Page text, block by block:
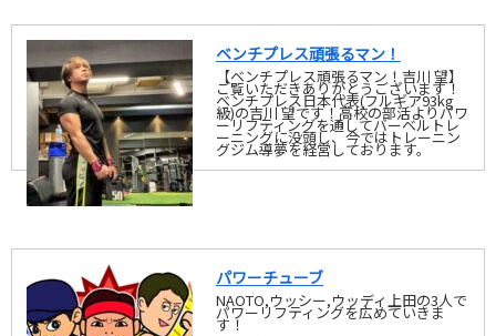
ベンチプレス頑張るマン！
【ベンチプレス頑張るマン！吉川 望】
ご覧いただきありがとうございます！
ベンチプレス日本代表(フルギア93kg
級)の吉川 望です！高校の部活よりパワ
ーリフティングを通してバーベルトレ
ーニングに没頭し、今ではトレーニン
グジム導夢を経営しております。
パワーチューブ
NAOTO,ウッシー,ウッディ上田の3人で
パワーリフティングを広めていきま
す！